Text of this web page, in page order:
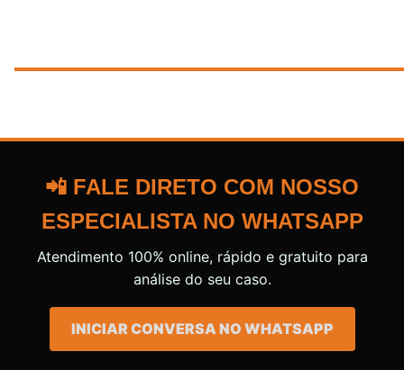
📲 FALE DIRETO COM NOSSO
ESPECIALISTA NO WHATSAPP
Atendimento 100% online, rápido e gratuito para
análise do seu caso.
INICIAR CONVERSA NO WHATSAPP